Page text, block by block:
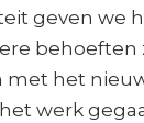
geven we
behoeften
met het
werk